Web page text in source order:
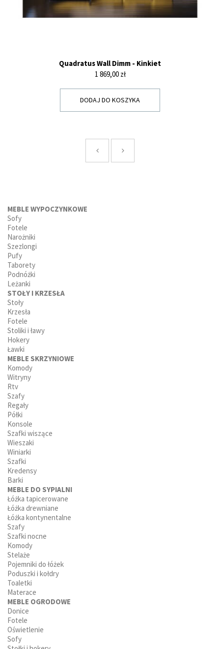
Quadratus Wall Dimm - Kinkiet
Cena
1 869,00 zł
DODAJ DO KOSZYKA
MEBLE WYPOCZYNKOWE
Sofy
Fotele
Narożniki
Szezlongi
Pufy
Taborety
Podnóżki
Leżanki
STOŁY I KRZESŁA
Stoły
Krzesła
Fotele
Stoliki i ławy
Hokery
Ławki
MEBLE SKRZYNIOWE
Komody
Witryny
Rtv
Szafy
Regały
Półki
Konsole
Szafki wiszące
Wieszaki
Winiarki
Szafki
Kredensy
Barki
MEBLE DO SYPIALNI
Łóżka tapicerowane
Łóżka drewniane
Łóżka kontynentalne
Szafy
Szafki nocne
Komody
Stelaże
Pojemniki do łóżek
Poduszki i kołdry
Toaletki
Materace
MEBLE OGRODOWE
Donice
Fotele
Oświetlenie
Sofy